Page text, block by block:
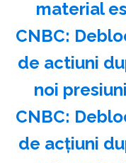
material
CNBC:
de actiuni
noi
CNBC:
de acţiuni